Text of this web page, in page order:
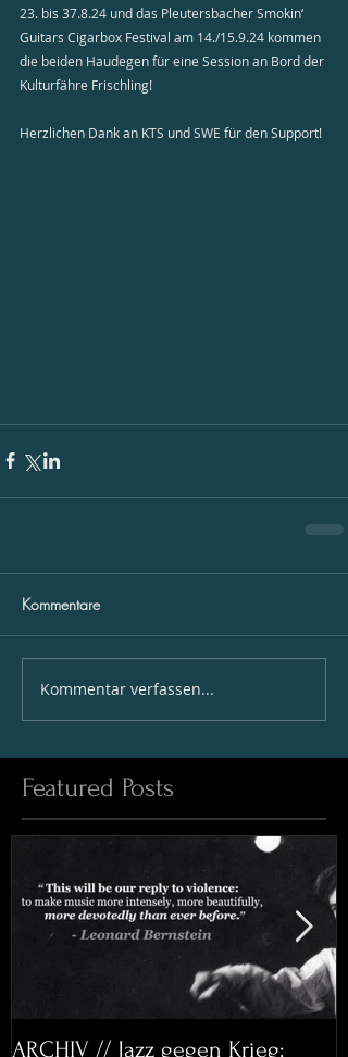
23. bis 37.8.24 und das Pleutersbacher Smokin‘
Guitars Cigarbox Festival am 14./15.9.24 kommen
die beiden Haudegen für eine Session an Bord der
Kulturfähre Frischling!
Herzlichen Dank an KTS und SWE für den Support!
Kommentare
Kommentar verfassen...
Featured Posts
ARCHIV // Jazz gegen Krieg: